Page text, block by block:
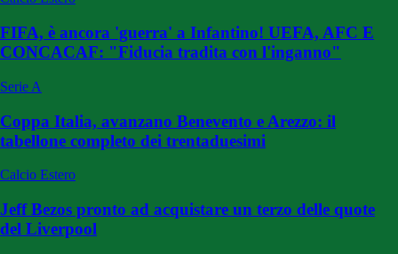
FIFA, è ancora 'guerra' a Infantino! UEFA, AFC E
CONCACAF: "Fiducia tradita con l'inganno"
Serie A
Coppa Italia, avanzano Benevento e Arezzo: il
tabellone completo dei trentaduesimi
Calcio Estero
Jeff Bezos pronto ad acquistare un terzo delle quote
del Liverpool